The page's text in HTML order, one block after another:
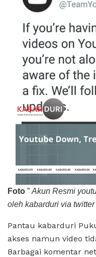
Foto ” Akun Resmi
oleh kabarduri via
Pantau kabarduri
akses namun video
Barbagai komentar